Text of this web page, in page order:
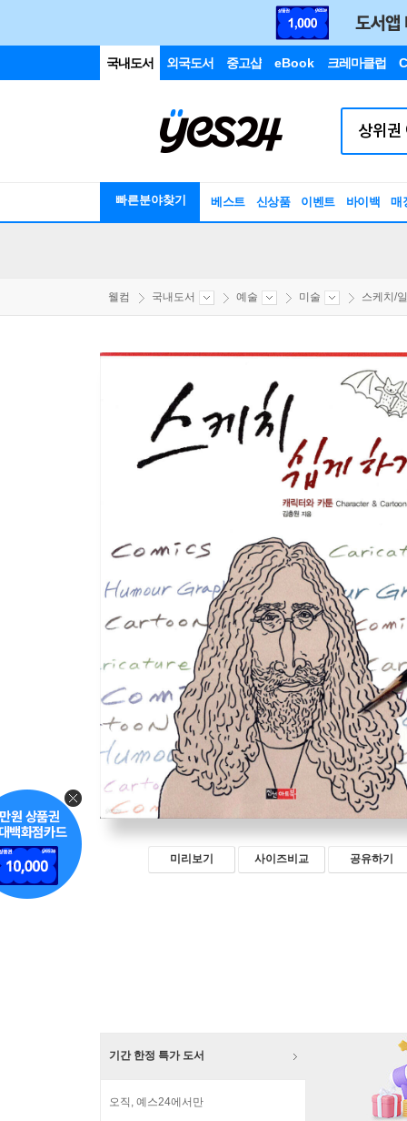
국내도서 외국도서 중고샵 eBook 크레마클럽
빠른분야찾기 베스트 신상품 이벤트 바이백 매
웰컴 국내도서 예술 미술 스케치/
미리보기 사이즈비교 공유하기
기간 한정 특가 도서
오직, 예스24에서만